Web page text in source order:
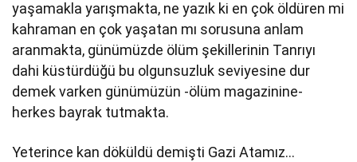
yaşamakla yarışmakta, ne yazık ki en çok öldüren mi
kahraman en çok yaşatan mı sorusuna anlam
aranmakta, günümüzde ölüm şekillerinin Tanrıyı
dahi küstürdüğü bu olgunsuzluk seviyesine dur
demek varken günümüzün -ölüm magazinine-
herkes bayrak tutmakta.
Yeterince kan döküldü demişti Gazi Atamız…